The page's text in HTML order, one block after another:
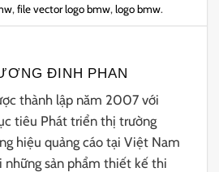
,file vector logo bmw,logo bmw.
ĐINH PHAN
thành lập năm 2007 với
tiêu Phát triển thị trường
hiệu quảng cáo tại Việt Nam
những sản phẩm thiết kế thi